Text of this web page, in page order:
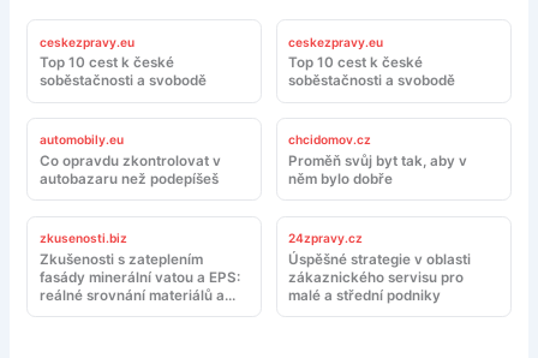
ceskezpravy.eu
Top 10 cest k české
soběstačnosti a svobodě
ceskezpravy.eu
Top 10 cest k české
soběstačnosti a svobodě
automobily.eu
Co opravdu zkontrolovat v
autobazaru než podepíšeš
chcidomov.cz
Proměň svůj byt tak, aby v
něm bylo dobře
zkusenosti.biz
Zkušenosti s zateplením
fasády minerální vatou a EPS:
reálné srovnání materiálů a
montáže
24zpravy.cz
Úspěšné strategie v oblasti
zákaznického servisu pro
malé a střední podniky